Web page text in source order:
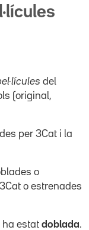
del
(original,
per 3Cat i la
o
o estrenades
ha estat doblada.